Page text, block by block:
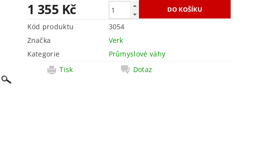
1 355 Kč
Kód produktu
3054
Značka
Verk
Kategorie
Průmyslové váhy
Tisk
Dotaz